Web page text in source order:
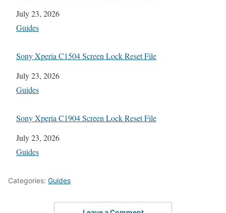
Date
July 23, 2026
In relation to
Guides
Sony Xperia C1504 Screen Lock Reset File
Date
July 23, 2026
In relation to
Guides
Sony Xperia C1904 Screen Lock Reset File
Date
July 23, 2026
In relation to
Guides
Categories: Guides